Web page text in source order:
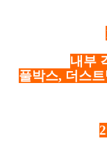
내부
풀박스, 더스